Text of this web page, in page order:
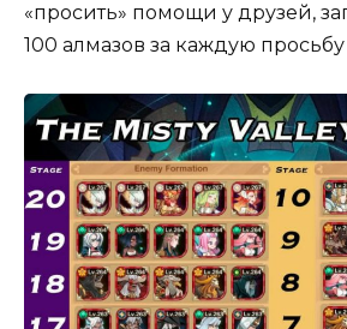
«просить» помощи у друзей,
100 алмазов за каждую